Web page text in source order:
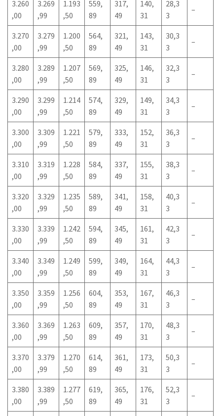
3.260
,00
3.269
,99
1.193
,50
559,
89
317,
49
140,
31
28,3
3
–
3.270
,00
3.279
,99
1.200
,50
564,
89
321,
49
143,
31
30,3
3
–
3.280
,00
3.289
,99
1.207
,50
569,
89
325,
49
146,
31
32,3
3
–
3.290
,00
3.299
,99
1.214
,50
574,
89
329,
49
149,
31
34,3
3
–
3.300
,00
3.309
,99
1.221
,50
579,
89
333,
49
152,
31
36,3
3
–
3.310
,00
3.319
,99
1.228
,50
584,
89
337,
49
155,
31
38,3
3
–
3.320
,00
3.329
,99
1.235
,50
589,
89
341,
49
158,
31
40,3
3
–
3.330
,00
3.339
,99
1.242
,50
594,
89
345,
49
161,
31
42,3
3
–
3.340
,00
3.349
,99
1.249
,50
599,
89
349,
49
164,
31
44,3
3
–
3.350
,00
3.359
,99
1.256
,50
604,
89
353,
49
167,
31
46,3
3
–
3.360
,00
3.369
,99
1.263
,50
609,
89
357,
49
170,
31
48,3
3
–
3.370
,00
3.379
,99
1.270
,50
614,
89
361,
49
173,
31
50,3
3
–
3.380
,00
3.389
,99
1.277
,50
619,
89
365,
49
176,
31
52,3
3
–